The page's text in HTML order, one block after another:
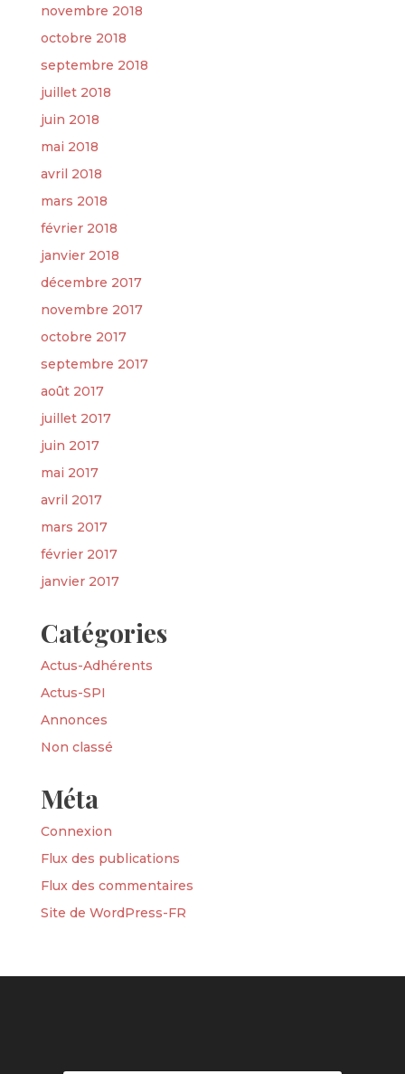
novembre 2018
octobre 2018
septembre 2018
juillet 2018
juin 2018
mai 2018
avril 2018
mars 2018
février 2018
janvier 2018
décembre 2017
novembre 2017
octobre 2017
septembre 2017
août 2017
juillet 2017
juin 2017
mai 2017
avril 2017
mars 2017
février 2017
janvier 2017
Catégories
Actus-Adhérents
Actus-SPI
Annonces
Non classé
Méta
Connexion
Flux des publications
Flux des commentaires
Site de WordPress-FR